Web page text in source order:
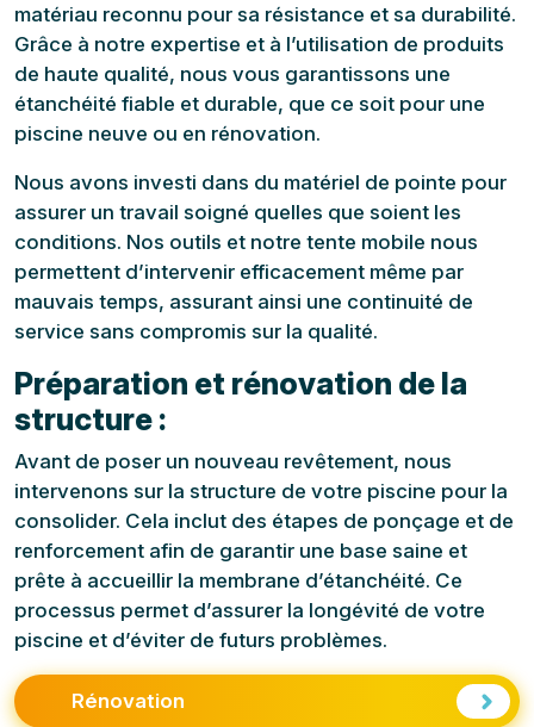
matériau reconnu pour sa résistance et sa durabilité.
Grâce à notre expertise et à l’utilisation de produits
de haute qualité, nous vous garantissons une
étanchéité fiable et durable, que ce soit pour une
piscine neuve ou en rénovation.
Nous avons investi dans du matériel de pointe pour
assurer un travail soigné quelles que soient les
conditions. Nos outils et notre tente mobile nous
permettent d’intervenir efficacement même par
mauvais temps, assurant ainsi une continuité de
service sans compromis sur la qualité.
Préparation et rénovation de la
structure :
Avant de poser un nouveau revêtement, nous
intervenons sur la structure de votre piscine pour la
consolider. Cela inclut des étapes de ponçage et de
renforcement afin de garantir une base saine et
prête à accueillir la membrane d’étanchéité. Ce
processus permet d’assurer la longévité de votre
piscine et d’éviter de futurs problèmes.
Rénovation